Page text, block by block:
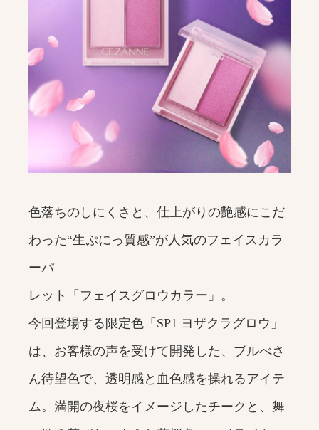
色落ちのしにくさと、仕上がりの艶感にこだ
わった“生ぷにっ質感”が人気のフェイスカラ
ーパ
レット「フェイスグロウカラー」。
今回登場する限定色「SP1 ヨザクラグロウ」
は、お客様の声を受けて開発した、ブルべさ
ん待望色で、透明感と血色感を操れるアイテ
ム。満開の夜桜をイメージしたチークと、舞